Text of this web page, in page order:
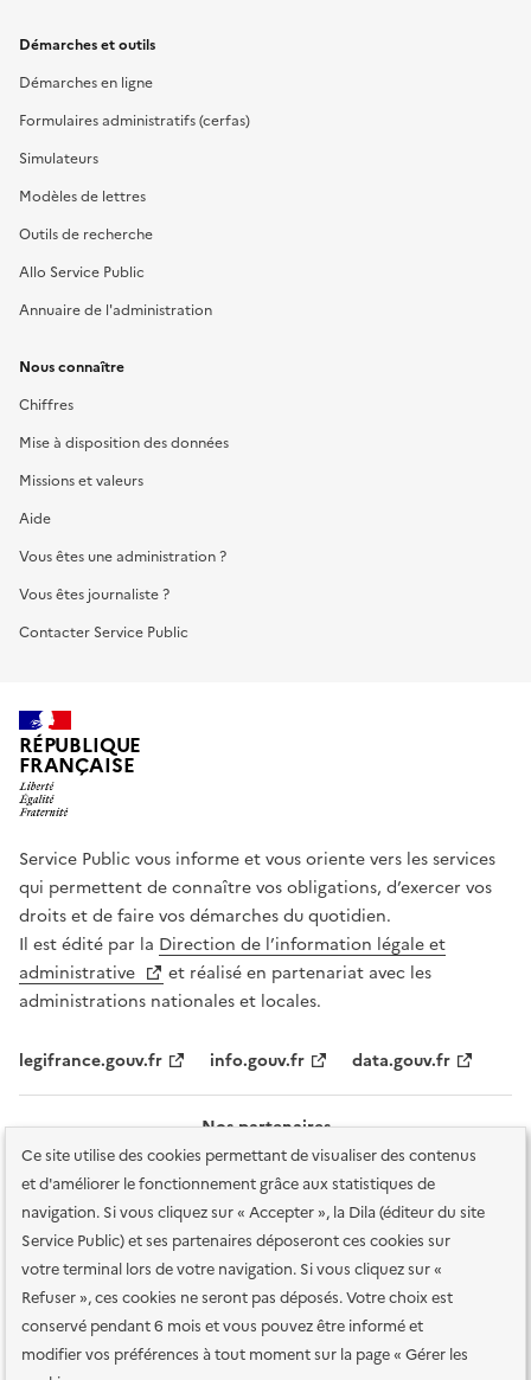
Ce site utilise des cookies permettant de visualiser des contenus
et d'améliorer le fonctionnement grâce aux statistiques de
navigation. Si vous cliquez sur « Accepter », la Dila (éditeur du site
Service Public) et ses partenaires déposeront ces cookies sur
votre terminal lors de votre navigation. Si vous cliquez sur «
Refuser », ces cookies ne seront pas déposés. Votre choix est
conservé pendant 6 mois et vous pouvez être informé et
modifier vos préférences à tout moment sur la page « Gérer les
Démarches et outils
Démarches en ligne
Formulaires administratifs (cerfas)
Simulateurs
Modèles de lettres
Outils de recherche
Allo Service Public
Annuaire de l'administration
Nous connaître
Chiffres
Mise à disposition des données
Missions et valeurs
Aide
Vous êtes une administration ?
Vous êtes journaliste ?
Contacter Service Public
RÉPUBLIQUE
FRANÇAISE
Service Public vous informe et vous oriente vers les services
qui permettent de connaître vos obligations, d’exercer vos
droits et de faire vos démarches du quotidien.
Il est édité par la Direction de l’information légale et
administrative
et réalisé en partenariat avec les
administrations nationales et locales.
legifrance.gouv.fr info.gouv.fr data.gouv.fr
Nos partenaires
Plan du site Accessibilité : totalement conforme
Accessibilité des
services en ligne Mentions légales Données personnelles et sécurité
Conditions générales d'utilisation Gestion des cookies